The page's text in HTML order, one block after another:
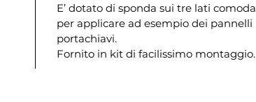
E’ dotato di sponda sui tre lati comoda
per applicare ad esempio dei pannelli
portachiavi.
Fornito in kit di facilissimo montaggio.